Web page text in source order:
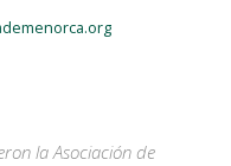
la Asociación de